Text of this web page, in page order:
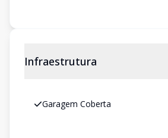
Infraestrutura
Garagem Coberta